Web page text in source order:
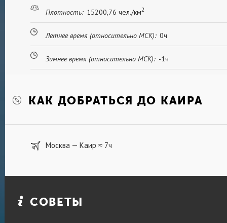
Плотность: 15200,76 чел./км2
Летнее время (относительно МСК): 0ч
Зимнее время (относительно МСК): -1ч
КАК ДОБРАТЬСЯ ДО КАИРА
Москва — Каир ≈ 7ч
СОВЕТЫ